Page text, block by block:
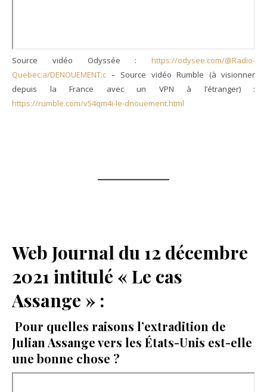
Source vidéo Odyssée : https://odysee.com/@Radio-
Quebec:a/DENOUEMENT:c – Source vidéo Rumble (à visionner
depuis la France avec un VPN à l’étranger) :
https://rumble.com/v54qm4i-le-dnouement.html
Web Journal du 12 décembre
2021 intitulé « Le cas
Assange » :
Pour quelles raisons l’extradition de
Julian Assange vers les États-Unis est-elle
une bonne chose ?